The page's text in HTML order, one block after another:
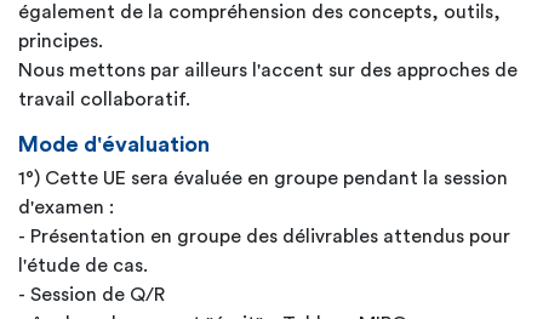
également de la compréhension des concepts, outils,
principes.
Nous mettons par ailleurs l'accent sur des approches de
travail collaboratif.
Mode d'évaluation
1°) Cette UE sera évaluée en groupe pendant la session
d'examen :
- Présentation en groupe des délivrables attendus pour
l'étude de cas.
- Session de Q/R